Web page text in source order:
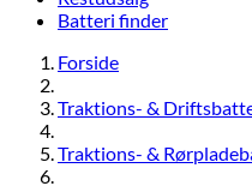
Batteri finder
Forside
Traktions- &
Traktions- &